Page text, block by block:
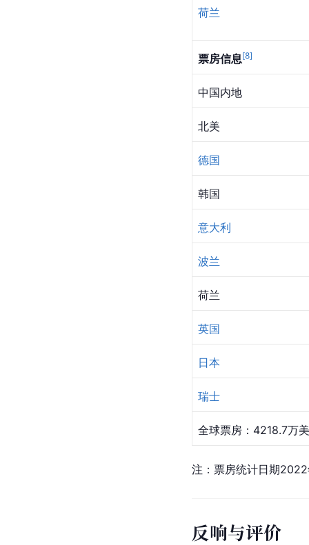
荷兰
票房信息[8]
中国内地
北美
德国
韩国
意大利
波兰
荷兰
英国
日本
瑞士
全球票房：4218.7万
注：票房统计日期
反响与评价